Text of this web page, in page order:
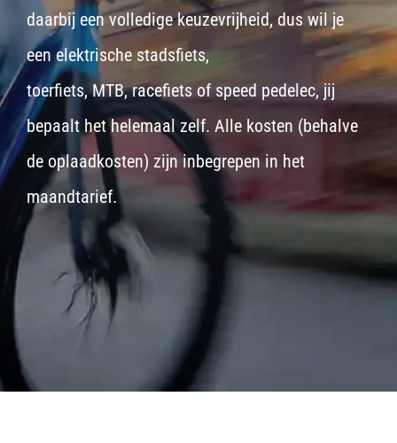
daarbij een volledige keuzevrijheid, dus wil je
eenelektrische stadsfiets,
toerfiets,MTB,racefietsof speed pedelec, jij
bepaalt het helemaal zelf. Alle kosten (behalve
de oplaadkosten) zijn inbegrepen in het
maandtarief.